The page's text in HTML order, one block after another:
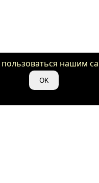
нашим
согласие на
для аналитики и
OK